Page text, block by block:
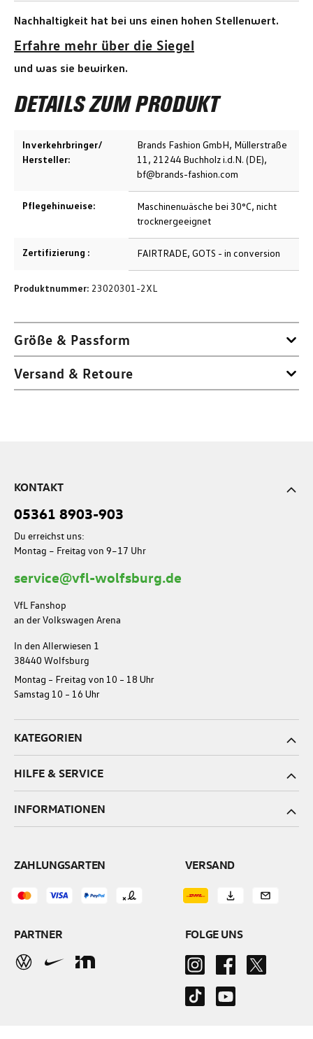
Nachhaltigkeit hat bei uns einen hohen Stellenwert.
Erfahre mehr über die Siegel
und was sie bewirken.
DETAILS ZUM PRODUKT
Inverkehrbringer/
Hersteller:
Brands Fashion GmbH, Müllerstraße
11, 21244 Buchholz i.d.N. (DE),
bf@brands-fashion.com
Pflegehinweise:
Maschinenwäsche bei 30°C, nicht
trocknergeeignet
Zertifizierung : FAIRTRADE, GOTS - in conversion
Produktnummer: 23020301-2XL
Größe & Passform
Versand & Retoure
KONTAKT
05361 8903-903
Du erreichst uns:
Montag – Freitag von 9–17 Uhr
service@vfl-wolfsburg.de
VfL Fanshop
an der Volkswagen Arena
In den Allerwiesen 1
38440 Wolfsburg
Montag – Freitag von 10 – 18 Uhr
Samstag 10 – 16 Uhr
KATEGORIEN
HILFE & SERVICE
INFORMATIONEN
PARTNER
VERSAND
ZAHLUNGSARTEN
FOLGE UNS